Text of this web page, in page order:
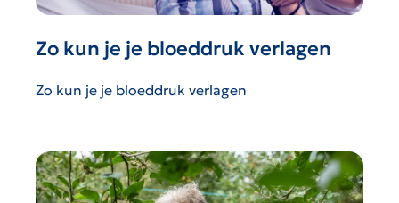
Zo kun je je bloeddruk verlagen
Zo kun je je bloeddruk verlagen